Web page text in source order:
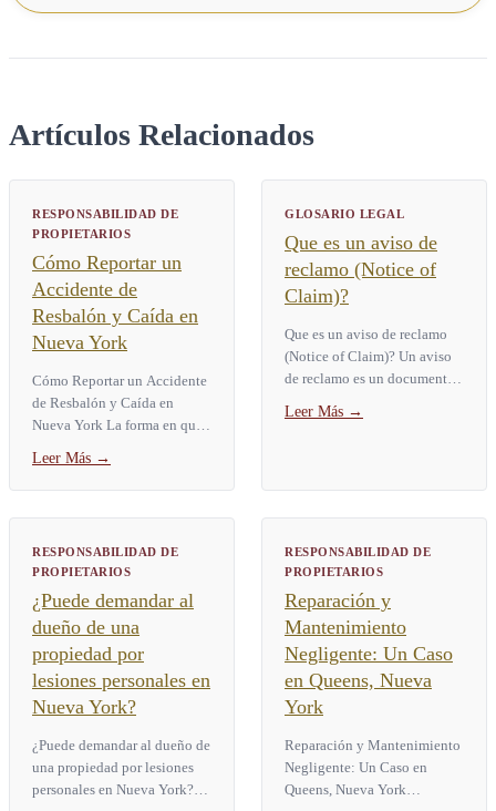
Artículos Relacionados
RESPONSABILIDAD DE
PROPIETARIOS
Cómo Reportar un
Accidente de
Resbalón y Caída en
Nueva York
Cómo Reportar un Accidente
de Resbalón y Caída en
Nueva York La forma en que
resbalón y caída en Nueva
York depende de dónde...
Leer Más →
GLOSARIO LEGAL
Que es un aviso de
reclamo (Notice of
Claim)?
Que es un aviso de reclamo
(Notice of Claim)? Un aviso
de reclamo es un documento
de Nueva York exige que
Leer Más →
RESPONSABILIDAD DE
PROPIETARIOS
¿Puede demandar al
dueño de una
propiedad por
lesiones personales en
Nueva York?
¿Puede demandar al dueño de
una propiedad por lesiones
personales en Nueva York?
RESPONSABILIDAD DE
PROPIETARIOS
Reparación y
Mantenimiento
Negligente: Un Caso
en Queens, Nueva
York
Reparación y Mantenimiento
Negligente: Un Caso en
Queens, Nueva York